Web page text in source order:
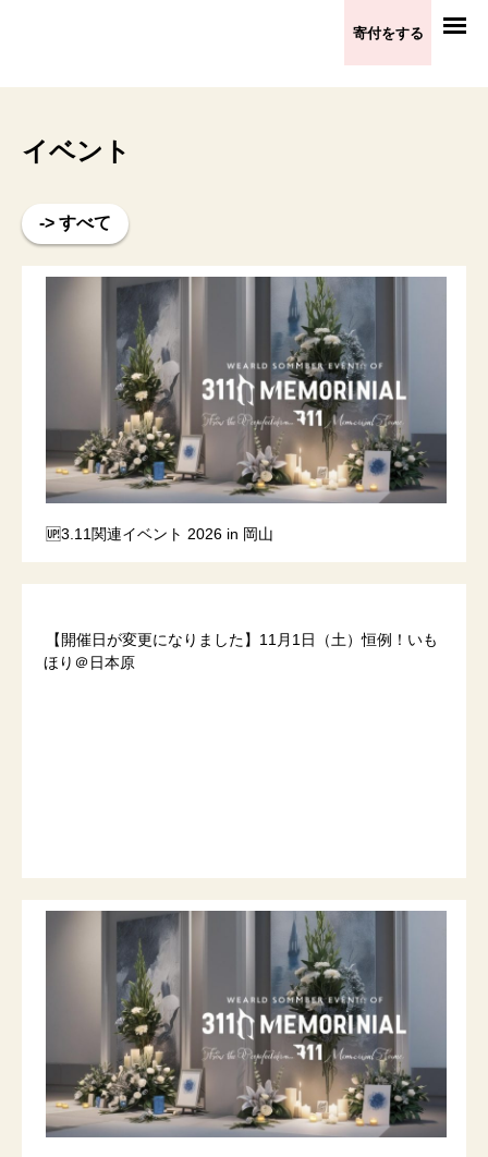
寄付をする
イベント
-> すべて
🆙3.11関連イベント 2026 in 岡山
【開催日が変更になりました】11月1日（土）恒例！いも
ほり＠日本原